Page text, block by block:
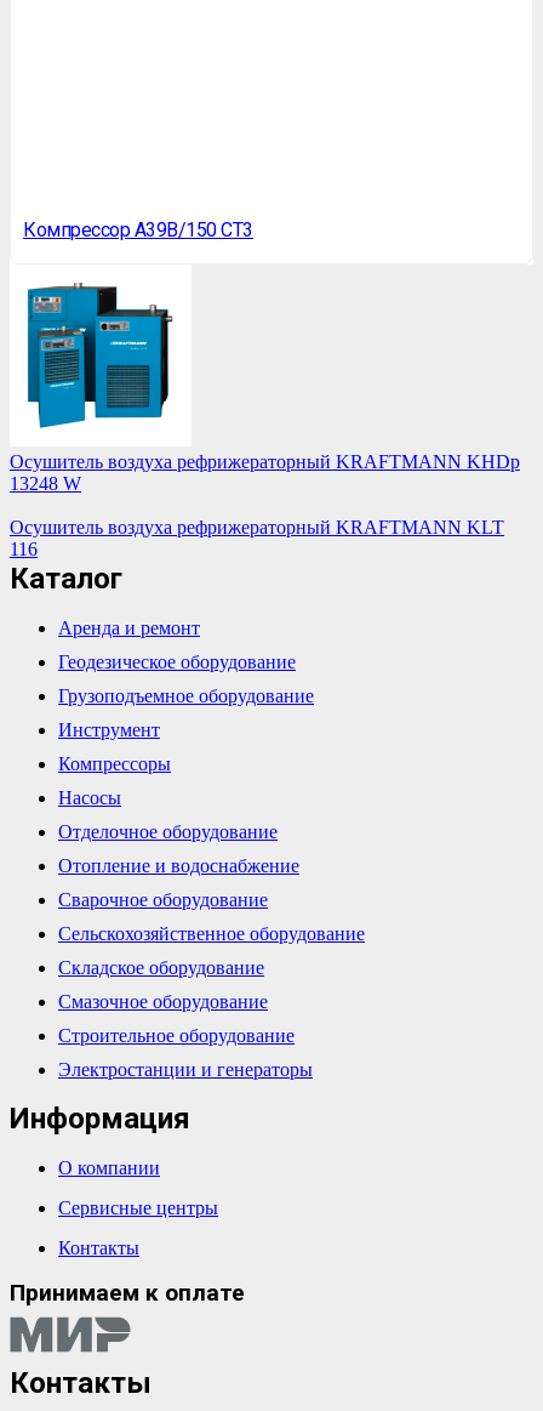
Компрессор A39B/150 CT3
Осушитель воздуха рефрижераторный KRAFTMANN KHDp
13248 W
Осушитель воздуха рефрижераторный KRAFTMANN KLT
116
Каталог
Аренда и ремонт
Геодезическое оборудование
Грузоподъемное оборудование
Инструмент
Компрессоры
Насосы
Отделочное оборудование
Отопление и водоснабжение
Сварочное оборудование
Сельскохозяйственное оборудование
Складское оборудование
Смазочное оборудование
Строительное оборудование
Электростанции и генераторы
Информация
О компании
Сервисные центры
Контакты
Принимаем к оплате
Контакты